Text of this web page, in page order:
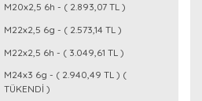
M20x2,5 6h - ( 2.893,07 TL )
M22x2,5 6g - ( 2.573,14 TL )
M22x2,5 6h - ( 3.049,61 TL )
M24x3 6g - ( 2.940,49 TL ) (
TÜKENDİ )